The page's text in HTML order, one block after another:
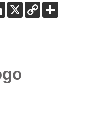
LinkedIn
X Copy
Link